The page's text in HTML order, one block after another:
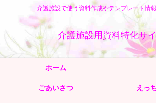
介護施設で使う資料作成やテンプレート情
介護施設用資料特化サ
ホーム
ごあいさつ えっ